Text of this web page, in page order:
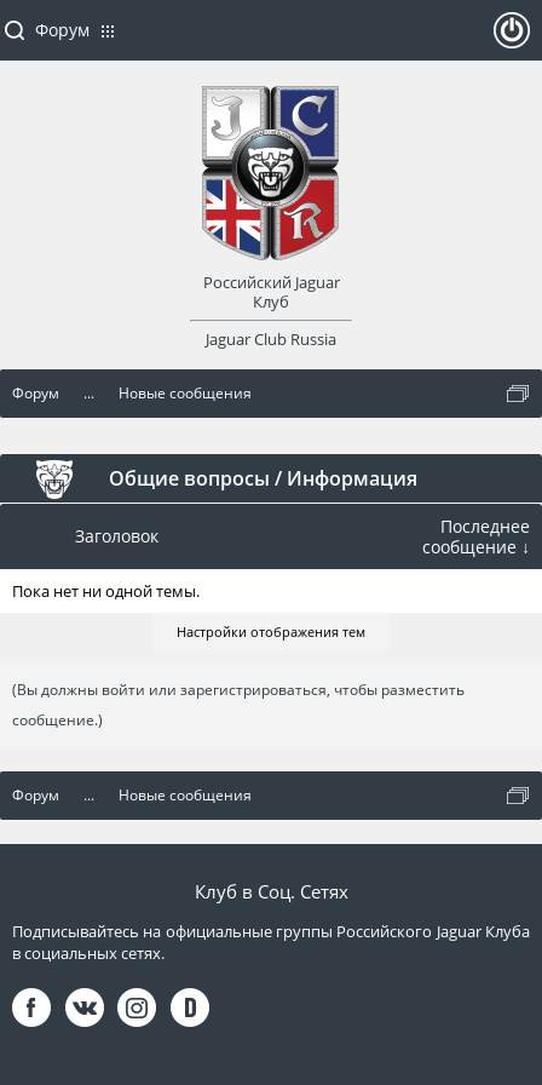
Форум ... Новые сообщения
Общие вопросы / Информация
Заголовок
Последнее
сообщение ↓
Пока нет ни одной темы.
Настройки отображения тем
(Вы должны войти или зарегистрироваться, чтобы разместить
сообщение.)
Форум ... Новые сообщения
Форум
Российский Jaguar
Клуб
Jaguar Club Russia
оват
Клуб в Соц. Сетях
Подписывайтесь на официальные группы Российского Jaguar Клуба
в социальных сетях.